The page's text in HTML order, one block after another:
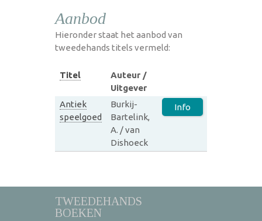
Aanbod
Hieronder staat het aanbod van
tweedehands titels vermeld:
Titel
Auteur /
Uitgever
Antiek
speelgoed
Burkij-
Bartelink,
A. / van
Dishoeck
Info
TWEEDEHANDS
BOEKEN